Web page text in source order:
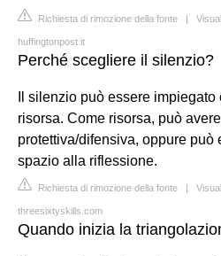
Richiesta di rimozione della fonte |
huffingtonpost.it
Perché scegliere il silenzio?
Il silenzio può essere
risorsa. Come risorsa, può
protettiva/difensiva, oppure può
spazio alla riflessione.
Richiesta di rimozione della fonte |
threesixtyskills.com
Quando inizia la